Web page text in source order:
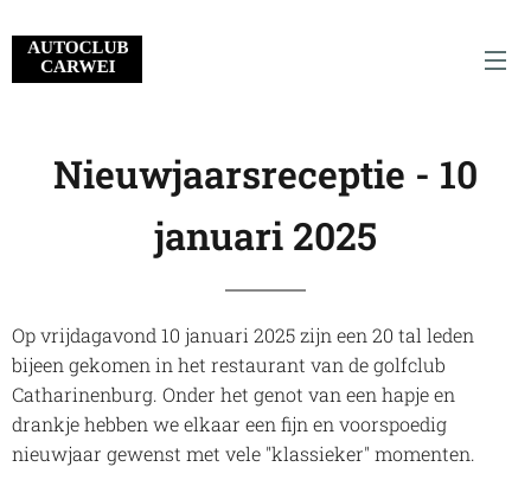
Nieuwjaarsreceptie - 10
januari 2025
Op vrijdagavond 10 januari 2025 zijn een 20 tal leden
bijeen gekomen in het restaurant van de golfclub
Catharinenburg. Onder het genot van een hapje en
drankje hebben we elkaar een fijn en voorspoedig
nieuwjaar gewenst met vele "klassieker" momenten.